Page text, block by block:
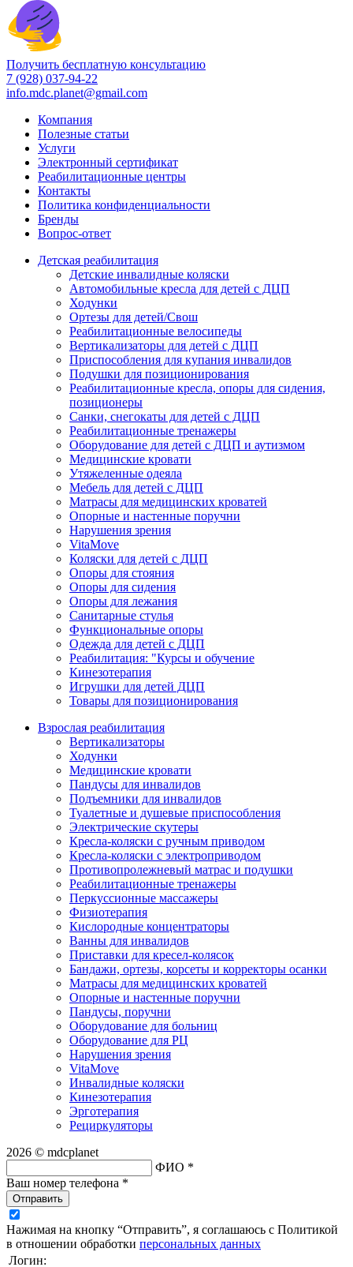
Получить бесплатную консультацию
7 (928) 037-94-22
info.mdc.planet@gmail.com
Компания
Полезные статьи
Услуги
Электронный сертификат
Реабилитационные центры
Контакты
Политика конфиденциальности
Бренды
Вопрос-ответ
Детская реабилитация
Детские инвалидные коляски
Автомобильные кресла для детей с ДЦП
Ходунки
Ортезы для детей/Свош
Реабилитационные велосипеды
Вертикализаторы для детей с ДЦП
Приспособления для купания инвалидов
Подушки для позиционирования
Реабилитационные кресла, опоры для сидения,
позиционеры
Санки, снегокаты для детей с ДЦП
Реабилитационные тренажеры
Оборудование для детей с ДЦП и аутизмом
Медицинские кровати
Утяжеленные одеяла
Мебель для детей с ДЦП
Матрасы для медицинских кроватей
Опорные и настенные поручни
Нарушения зрения
VitaMove
Коляски для детей с ДЦП
Опоры для стояния
Опоры для сидения
Опоры для лежания
Санитарные стулья
Функциональные опоры
Одежда для детей с ДЦП
Реабилитация: "Курсы и обучение
Кинезотерапия
Игрушки для детей ДЦП
Товары для позиционирования
Взрослая реабилитация
Вертикализаторы
Ходунки
Медицинские кровати
Пандусы для инвалидов
Подъемники для инвалидов
Туалетные и душевые приспособления
Электрические скутеры
Кресла-коляски с ручным приводом
Кресла-коляски с электроприводом
Противопролежневый матрас и подушки
Реабилитационные тренажеры
Перкуссионные массажеры
Физиотерапия
Кислородные концентраторы
Ванны для инвалидов
Приставки для кресел-колясок
Бандажи, ортезы, корсеты и корректоры осанки
Матрасы для медицинских кроватей
Опорные и настенные поручни
Пандусы, поручни
Оборудование для больниц
Оборудование для РЦ
Нарушения зрения
VitaMove
Инвалидные коляски
Кинезотерапия
Эрготерапия
Рециркуляторы
2026 © mdcplanet
ФИО *
Ваш номер телефона *
Отправить
Нажимая на кнопку “Отправить”, я соглашаюсь с Политикой
в отношении обработки персональных данных
Логин: